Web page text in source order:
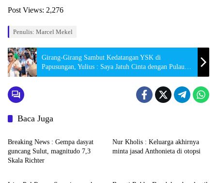
Post Views: 2,276
Penulis: Marcel Mekel
Girang-Girang Sambut Kedatangan YSK di
Papusungan, Yulius : Saya Jatuh Cinta dengan Pulau
Lembeh
Baca Juga
Headline
Breaking News : Gempa dasyat
guncang Sulut, magnitudo 7,3
Skala Richter
Nur Kholis : Keluarga akhirnya
minta jasad Anthonieta di otopsi
Hukrim